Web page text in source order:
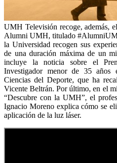
UMH Televisión recoge, además,
Alumni UMH, titulado
la Universidad recogen sus
de una duración máxima de un
incluye la noticia sobre el
Investigador menor de 35
Ciencias del Deporte, que ha
Vicente Beltrán. Por último, en el
“Descubre con la UMH”, el
Ignacio Moreno explica cómo se
aplicación de la luz láser.